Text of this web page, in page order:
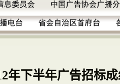
年下半年广告招标